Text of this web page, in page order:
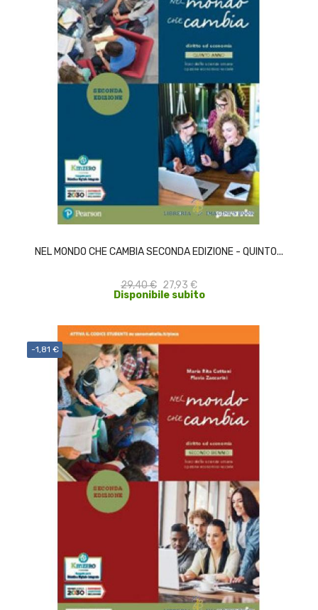
NEL MONDO CHE CAMBIA SECONDA EDIZIONE - QUINTO...
29,40 € 27,93 €
Disponibile subito
-1,81 €